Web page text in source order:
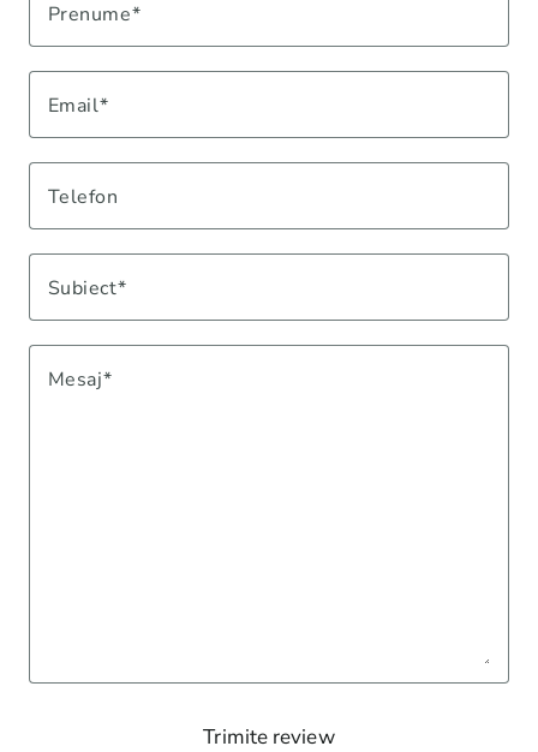
Prenume
Email
Telefon
Subiect
Mesaj
Trimite review